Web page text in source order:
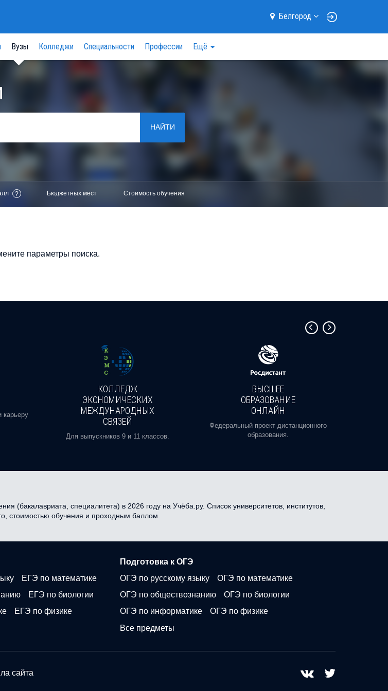
Белгород
Вузы Колледжи Специальности Профессии Ещё
НАЙТИ
? Бюджетных мест Стоимость обучения
параметры поиска.
карьеру
КОЛЛЕДЖ
ЭКОНОМИЧЕСКИХ
МЕЖДУНАРОДНЫХ
СВЯЗЕЙ
Для выпускников 9 и 11 классов.
ВЫСШЕЕ
ОБРАЗОВАНИЕ
ОНЛАЙН
Федеральный проект дистанционного
образования.
(бакалавриата, специалитета) в 2026 году на Учёба.ру. Список университетов, институтов,
стоимостью обучения и проходным баллом.
ЕГЭ по математике
ЕГЭ по биологии
ЕГЭ по физике
Подготовка к ОГЭ
ОГЭ по русскому языку
ОГЭ по математике
ОГЭ по обществознанию
ОГЭ по биологии
ОГЭ по информатике
ОГЭ по физике
Все предметы
сайта